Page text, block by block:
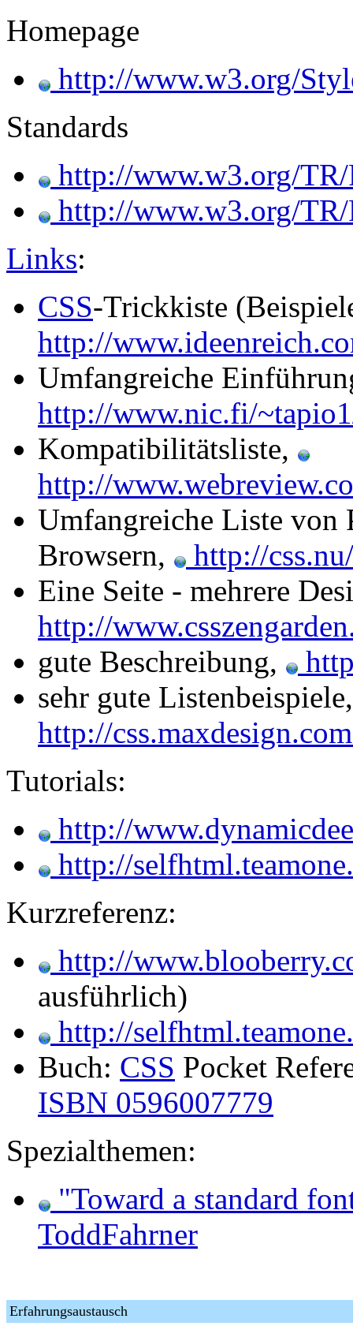
Homepage
http://www.w3.org/
Standards
http://www.w3.org/
http://www.w3.org/
Links:
CSS-Trickkiste
http://
Umfangreiche
http://www.nic.fi/
Kompatibilitätsliste,
http://
Umfangreiche Liste von
Browsern,
http://
Eine Seite - mehrere
http://
gute Beschreibung,
sehr gute
http://
Tutorials:
http://
http://
Kurzreferenz:
http://
ausführlich)
http://
Buch: CSS Pocket
ISBN 0596007779
Spezialthemen:
"Toward a standard
ToddFahrner
Erfahrungsaustausch